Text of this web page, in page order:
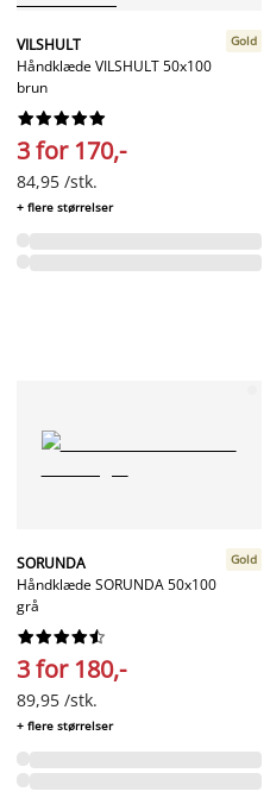
VILSHULT
Håndklæde VILSHULT 50x100
brun
Gold






3 for 170,-
84,95 /stk.
+ flere størrelser
SORUNDA
Håndklæde SORUNDA 50x100
grå
Gold






3 for 180,-
89,95 /stk.
+ flere størrelser